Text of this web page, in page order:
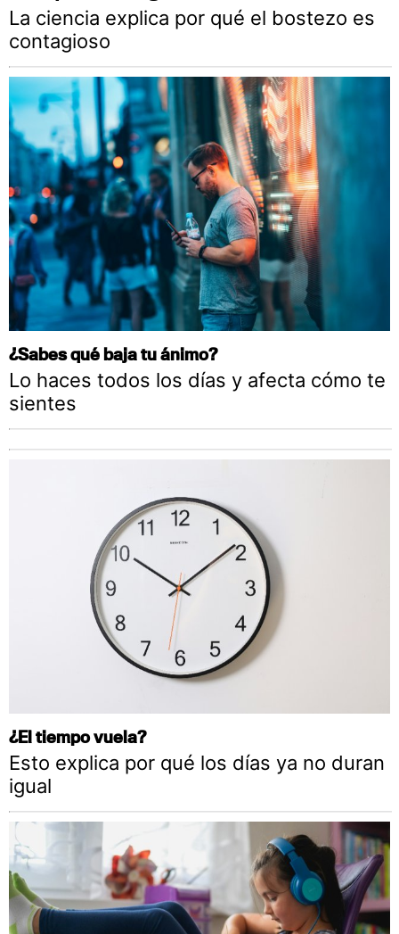
La ciencia explica por qué el bostezo es
contagioso
¿Sabes qué baja tu ánimo?
Lo haces todos los días y afecta cómo te
sientes
¿El tiempo vuela?
Esto explica por qué los días ya no duran
igual